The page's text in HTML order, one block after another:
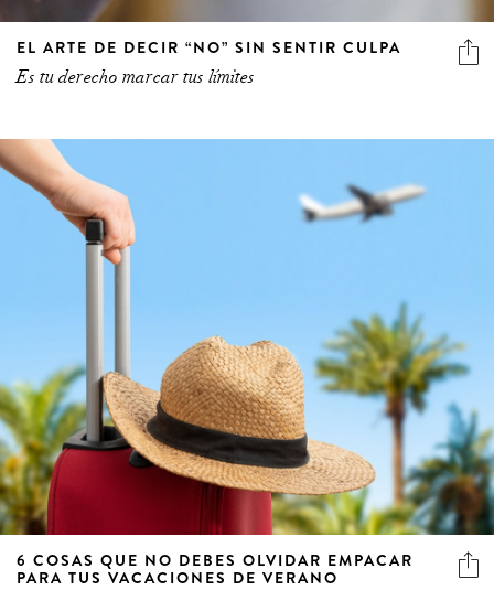
EL ARTE DE DECIR “NO” SIN SENTIR CULPA
Es tu derecho marcar tus límites
6 COSAS QUE NO DEBES OLVIDAR EMPACAR
PARA TUS VACACIONES DE VERANO